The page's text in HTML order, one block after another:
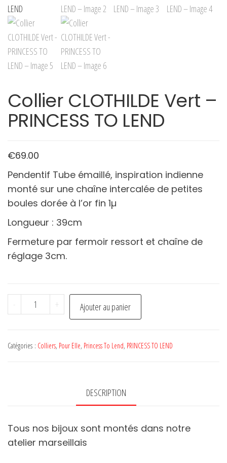
Collier CLOTHILDE Vert –
PRINCESS TO LEND
€69.00
Pendentif Tube émaillé, inspiration indienne
monté sur une chaîne intercalée de petites
boules dorée à l’or fin 1µ
Longueur : 39cm
Fermeture par fermoir ressort et chaîne de
réglage 3cm.
-
quantité
de
CLOTHILDE
+ Ajouter au panier
Catégories : Colliers, Pour Elle, Princess To Lend, PRINCESS TO LEND
DESCRIPTION
Tous nos bijoux sont montés dans notre
atelier marseillais